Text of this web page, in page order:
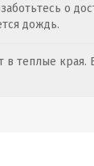
о
дождь.
теплые края.